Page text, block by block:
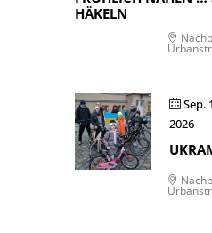
HÄKELN
Sep.
2026